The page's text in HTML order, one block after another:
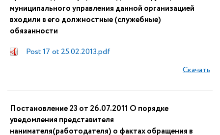
муниципального управления данной организацией
входили в его должностные (служебные)
обязанности
Post 17 ot 25.02.2013.pdf
Скачать
Постановление 23 от 26.07.2011 О порядке
уведомления представителя
нанимателя(работодателя) о фактах обращения в